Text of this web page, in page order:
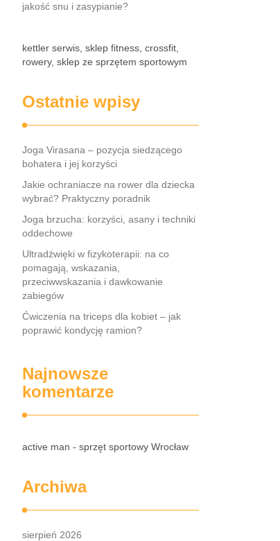
jakość snu i zasypianie?
kettler serwis, sklep fitness, crossfit,
rowery, sklep ze sprzętem sportowym
Ostatnie wpisy
Joga Virasana – pozycja siedzącego
bohatera i jej korzyści
Jakie ochraniacze na rower dla dziecka
wybrać? Praktyczny poradnik
Joga brzucha: korzyści, asany i techniki
oddechowe
Ultradźwięki w fizykoterapii: na co
pomagają, wskazania,
przeciwwskazania i dawkowanie
zabiegów
Ćwiczenia na triceps dla kobiet – jak
poprawić kondycję ramion?
Najnowsze
komentarze
active man - sprzęt sportowy Wrocław
Archiwa
sierpień 2026